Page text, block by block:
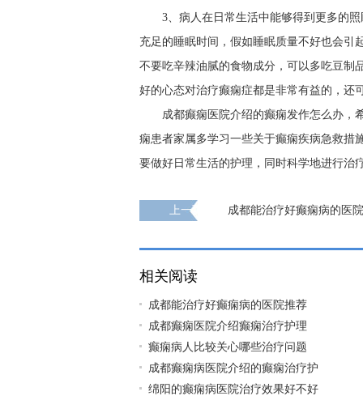
3、病人在日常生活中能够得到更多的
充足的睡眠时间，假如睡眠质量不好也会引
不要吃辛辣油腻的食物成分，可以多吃豆制
好的心态对治疗癫痫症都是非常有益的，还
成都癫痫医院介绍的癫痫发作怎么办，
痫患者家属多学习一些关于癫痫疾病急救措
要做好日常生活的护理，同时科学地进行治
上一页 成都能治疗好癫痫病的医
相关阅读
成都能治疗好癫痫病的医院推荐
成都癫痫医院介绍癫痫治疗护理
癫痫病人比较关心哪些治疗问题
成都癫痫病医院介绍的癫痫治疗护
绵阳的癫痫病医院治疗效果好不好